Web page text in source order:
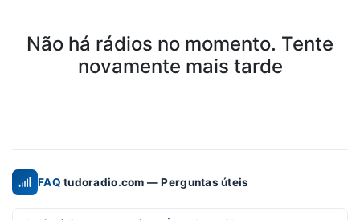
Não há rádios no momento. Tente
novamente mais tarde
FAQ tudoradio.com — Perguntas úteis